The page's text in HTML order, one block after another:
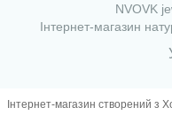
NVOVK
Інтернет-магазин
Інтернет-магазин створений з